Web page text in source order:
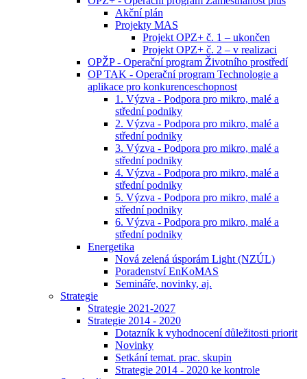
Akční plán
Projekty MAS
Projekt OPZ+ č. 1 – ukončen
Projekt OPZ+ č. 2 – v realizaci
OPŽP - Operační program Životního prostředí
OP TAK - Operační program Technologie a
aplikace pro konkurenceschopnost
1. Výzva - Podpora pro mikro, malé a
střední podniky
2. Výzva - Podpora pro mikro, malé a
střední podniky
3. Výzva - Podpora pro mikro, malé a
střední podniky
4. Výzva - Podpora pro mikro, malé a
střední podniky
5. Výzva - Podpora pro mikro, malé a
střední podniky
6. Výzva - Podpora pro mikro, malé a
střední podniky
Energetika
Nová zelená úsporám Light (NZÚL)
Poradenství EnKoMAS
Semináře, novinky, aj.
Strategie
Strategie 2021-2027
Strategie 2014 - 2020
Dotazník k vyhodnocení důležitosti priorit
Novinky
Setkání temat. prac. skupin
Strategie 2014 - 2020 ke kontrole